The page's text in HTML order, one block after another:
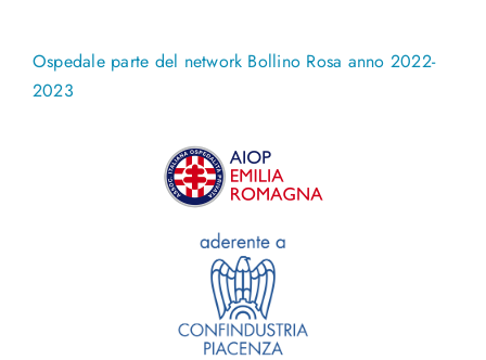
Ospedale parte del network Bollino Rosa anno 2022-
2023